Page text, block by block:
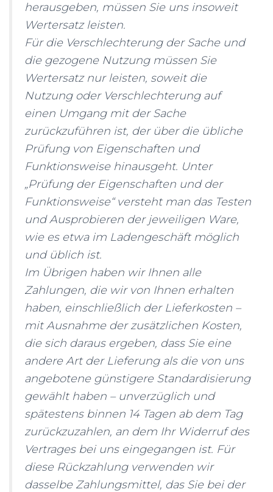
herausgeben, müssen Sie uns insoweit
Wertersatz leisten.
Für die Verschlechterung der Sache und
die gezogene Nutzung müssen Sie
Wertersatz nur leisten, soweit die
Nutzung oder Verschlechterung auf
einen Umgang mit der Sache
zurückzuführen ist, der über die übliche
Prüfung von Eigenschaften und
Funktionsweise hinausgeht. Unter
„Prüfung der Eigenschaften und der
Funktionsweise“ versteht man das Testen
und Ausprobieren der jeweiligen Ware,
wie es etwa im Ladengeschäft möglich
und üblich ist.
Im Übrigen haben wir Ihnen alle
Zahlungen, die wir von Ihnen erhalten
haben, einschließlich der Lieferkosten –
mit Ausnahme der zusätzlichen Kosten,
die sich daraus ergeben, dass Sie eine
andere Art der Lieferung als die von uns
angebotene günstigere Standardisierung
gewählt haben – unverzüglich und
spätestens binnen 14 Tagen ab dem Tag
zurückzuzahlen, an dem Ihr Widerruf des
Vertrages bei uns eingegangen ist. Für
diese Rückzahlung verwenden wir
dasselbe Zahlungsmittel, das Sie bei der